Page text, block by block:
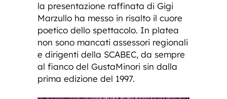
la presentazione raffinata di Gigi
Marzullo ha messo in risalto il cuore
poetico dello spettacolo. In platea
non sono mancati assessori regionali
e dirigenti della SCABEC, da sempre
al fianco del GustaMinori sin dalla
prima edizione del 1997.